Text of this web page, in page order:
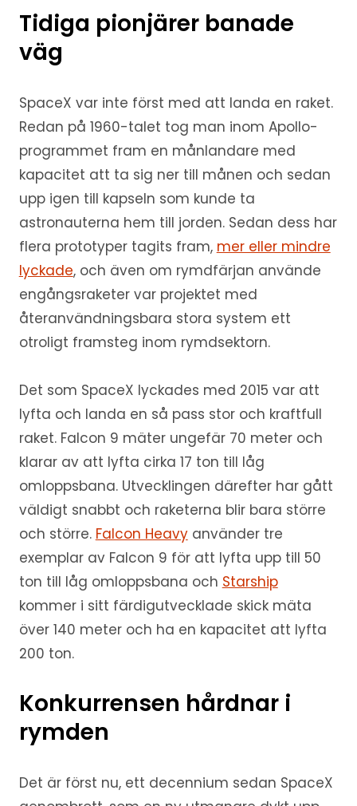
Tidiga pionjärer banade
väg
SpaceX var inte först med att landa en raket.
Redan på 1960-talet tog man inom Apollo-
programmet fram en månlandare med
kapacitet att ta sig ner till månen och sedan
upp igen till kapseln som kunde ta
astronauterna hem till jorden. Sedan dess har
flera prototyper tagits fram, mer eller mindre
lyckade, och även om rymdfärjan använde
engångsraketer var projektet med
återanvändningsbara stora system ett
otroligt framsteg inom rymdsektorn.
Det som SpaceX lyckades med 2015 var att
lyfta och landa en så pass stor och kraftfull
raket. Falcon 9 mäter ungefär 70 meter och
klarar av att lyfta cirka 17 ton till låg
omloppsbana. Utvecklingen därefter har gått
väldigt snabbt och raketerna blir bara större
och större. Falcon Heavyanvänder tre
exemplar av Falcon 9 för att lyfta upp till 50
ton till låg omloppsbana och Starship
kommer i sitt färdigutvecklade skick mäta
över 140 meter och ha en kapacitet att lyfta
200 ton.
Konkurrensen hårdnar i
rymden
Det är först nu, ett decennium sedan SpaceX